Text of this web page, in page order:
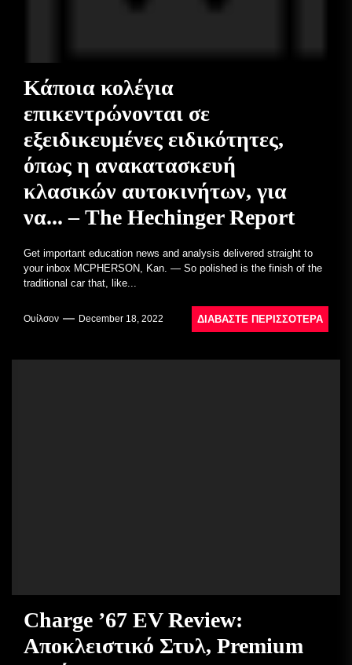
Κάποια κολέγια
επικεντρώνονται σε
εξειδικευμένες ειδικότητες,
όπως η ανακατασκευή
κλασικών αυτοκινήτων, για
να... – The Hechinger Report
Get important education news and analysis delivered straight to
your inbox MCPHERSON, Kan. — So polished is the finish of the
traditional car that, like...
Ουίλσον December 18, 2022 ΔΙΑΒΆΣΤΕ ΠΕΡΙΣΣΌΤΕΡΑ
Charge ’67 EV Review:
Αποκλειστικό Στυλ, Premium